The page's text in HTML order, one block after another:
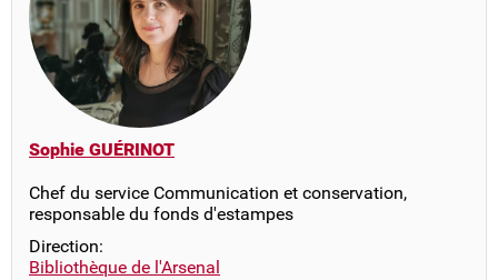
Sophie GUÉRINOT
Chef du service Communication et conservation,
responsable du fonds d'estampes
Direction:
Bibliothèque de l'Arsenal